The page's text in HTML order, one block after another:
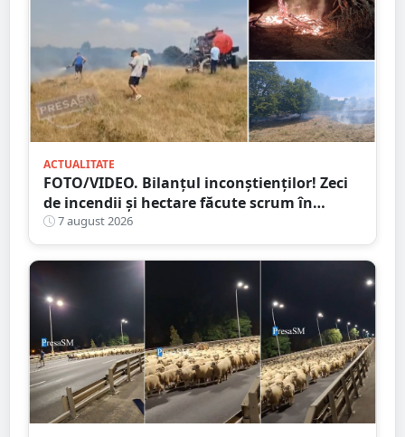
ACTUALITATE
FOTO/VIDEO. Bilanțul inconștienților! Zeci
de incendii și hectare făcute scrum în
județul Satu Mare
7 august 2026